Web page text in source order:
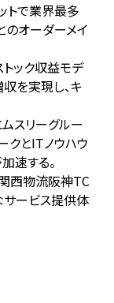
トで業界最多
のオーダーメイ
ック収益モデ
を実現し、キ
スリーグルー
クとITノウハウ
速する。
西物流阪神TC
サービス提供体